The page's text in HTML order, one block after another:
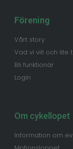
Förening
Vårt story
Vad vi vill och lite
Bli funktionär
Login
Om cykellopet
Information om